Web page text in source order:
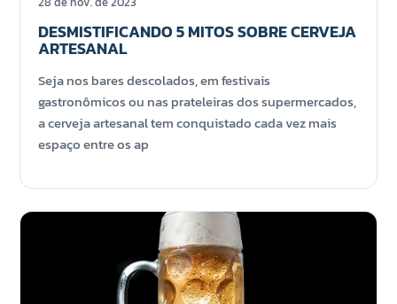
DESMISTIFICANDO 5 MITOS SOBRE CERVEJA
ARTESANAL
Seja nos bares descolados, em festivais
gastronômicos ou nas prateleiras dos supermercados,
a cerveja artesanal tem conquistado cada vez mais
espaço entre os ap